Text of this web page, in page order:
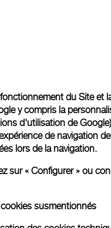
du Site et
y compris la
d'utilisation de Google
de navigation de
lors de la navigation.
sur « Configurer » ou
susmentionnés